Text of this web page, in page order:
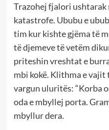
Trazohej fjalori ushtarak
katastrofe. Ububu e
tim kur kishte gjëma të
të djemeve të vetëm
priteshin vreshtat e
mbi kokë. Klithma e
vargun uluritës: “Korba
oda e mbyllej porta.
mbyllur dera.